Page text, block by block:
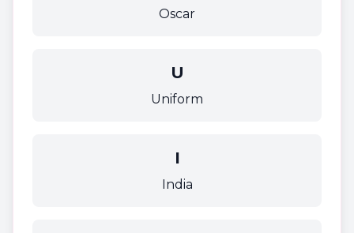
Oscar
U
Uniform
I
India